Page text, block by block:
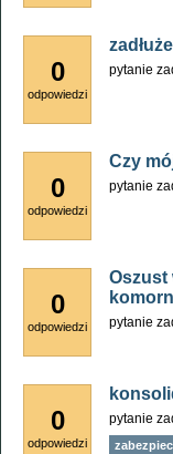
0
odpowiedzi
pytanie
0
odpowiedzi
Czy
pytanie
0
odpowiedzi
Oszust
pytanie
0
odpowiedzi
pytanie